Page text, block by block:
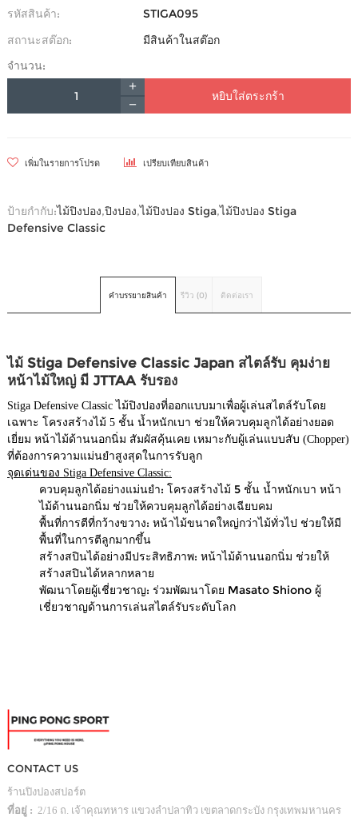
รหัสสินค้า:
STIGA095
สถานะสต๊อก:
มีสินค้าในสต๊อก
จำนวน:
หยิบใส่ตระกร้า
เพิ่มในรายการโปรด เปรียบเทียบสินค้า
ป้ายกำกับ:ไม้ปิงปอง,ปิงปอง,ไม้ปิงปอง Stiga,ไม้ปิงปอง Stiga
Defensive Classic
คำบรรยายสินค้า รีวิว (0) ติดต่อเรา
ไม้ Stiga Defensive Classic Japan สไตล์รับ คุมง่าย
หน้าไม้ใหญ่ มี JTTAA รับรอง
Stiga Defensive Classic ไม้ปิงปองที่ออกแบบมาเพื่อผู้เล่นสไตล์รับโดย
เฉพาะ โครงสร้างไม้ 5 ชั้น น้ำหนักเบา ช่วยให้ควบคุมลูกได้อย่างยอด
เยี่ยม หน้าไม้ด้านนอกนิ่ม สัมผัสคุ้นเคย เหมาะกับผู้เล่นแบบสับ (Chopper)
ที่ต้องการความแม่นยำสูงสุดในการรับลูก
จุดเด่นของ Stiga Defensive Classic:
ควบคุมลูกได้อย่างแม่นยำ: โครงสร้างไม้ 5 ชั้น น้ำหนักเบา หน้า
ไม้ด้านนอกนิ่ม ช่วยให้ควบคุมลูกได้อย่างเฉียบคม
พื้นที่การตีที่กว้างขวาง: หน้าไม้ขนาดใหญ่กว่าไม้ทั่วไป ช่วยให้มี
พื้นที่ในการตีลูกมากขึ้น
สร้างสปินได้อย่างมีประสิทธิภาพ: หน้าไม้ด้านนอกนิ่ม ช่วยให้
สร้างสปินได้หลากหลาย
พัฒนาโดยผู้เชี่ยวชาญ: ร่วมพัฒนาโดย Masato Shiono ผู้
เชี่ยวชาญด้านการเล่นสไตล์รับระดับโลก
CONTACT US
ร้านปิงปองสปอร์ต
ที่อยู่ : 2/16 ถ. เจ้าคุณทหาร แขวงลำปลาทิว เขตลาดกระบัง กรุงเทพมหานคร